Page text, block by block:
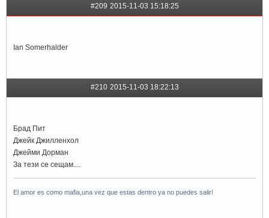
#209 2015-11-03 15:18:25
Ian Somerhalder
#210 2015-11-03 18:22:13
Брад Пит
Джейк Джилленхол
Джейми Дорман
За тези се сещам....
El amor es como mafia,una vez que estas dentro ya no puedes salir!